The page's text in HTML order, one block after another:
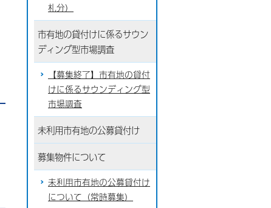
札分）
市有地の貸付けに係るサウン
ディング型市場調査
【募集終了】市有地の貸付
けに係るサウンディング型
市場調査
未利用市有地の公募貸付け
募集物件について
未利用市有地の公募貸付け
について（常時募集）